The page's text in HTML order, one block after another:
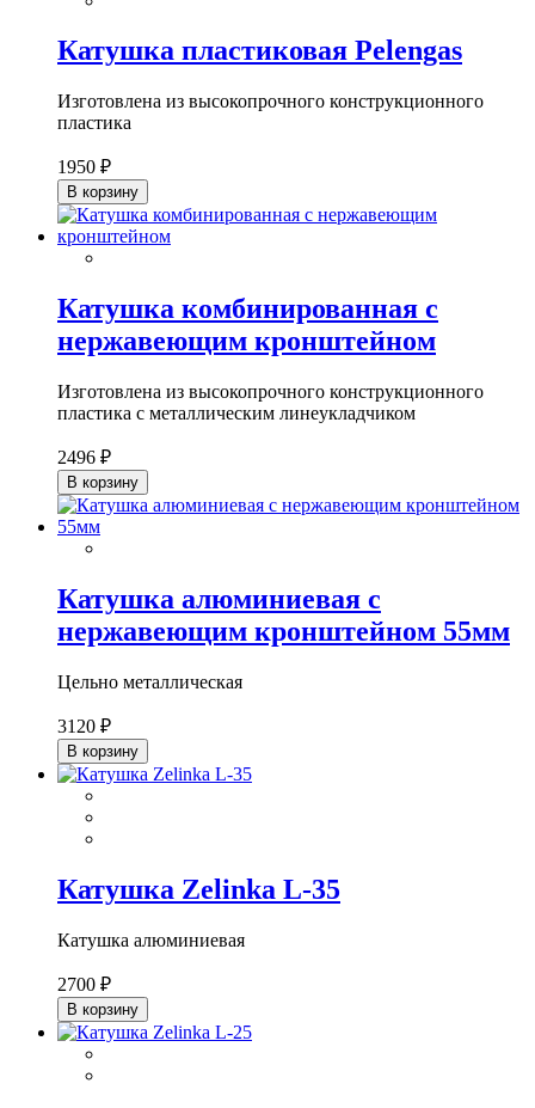
Катушка пластиковая Pelengas
Изготовлена из высокопрочного конструкционного
пластика
1950 ₽
В корзину
Катушка комбинированная с
нержавеющим кронштейном
Изготовлена из высокопрочного конструкционного
пластика с металлическим линеукладчиком
2496 ₽
В корзину
Катушка алюминиевая с
нержавеющим кронштейном 55мм
Цельно металлическая
3120 ₽
В корзину
Катушка Zelinka L-35
Катушка алюминиевая
2700 ₽
В корзину